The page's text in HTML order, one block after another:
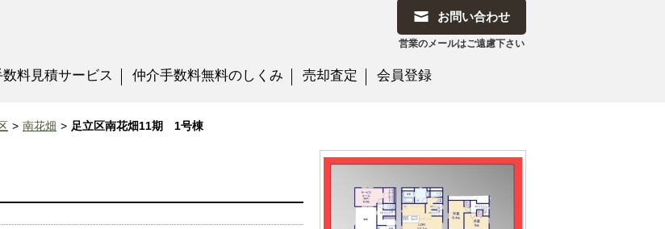
お問い合わせ
営業のメールはご遠慮下さい
料見積サービス 仲介手数料無料のしくみ 売却査定 会員登録
南花畑 足立区南花畑11期 1号棟